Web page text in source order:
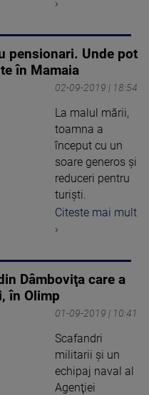
›
pensionari. Unde pot
în Mamaia
02-09-2019 | 18:54
La malul mării,
toamna a
început cu un
soare generos și
reduceri pentru
turiști.
Citeste mai mult
›
Dâmboviţa care a
în Olimp
01-09-2019 | 10:41
Scafandri
militarii şi un
echipaj naval al
Agenţiei